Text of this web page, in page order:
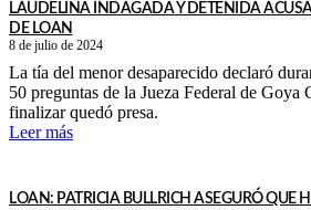
LAUDELINA INDAGADA Y DETENIDA
DE LOAN
8 de julio de 2024
La tía del menor desaparecido declaró
50 preguntas de la Jueza Federal de Goya
finalizar quedó presa.
Leer más
LOAN: PATRICIA BULLRICH ASEGURÓ QUE